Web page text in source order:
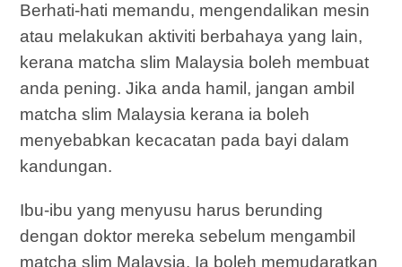
Berhati-hati memandu, mengendalikan mesin
atau melakukan aktiviti berbahaya yang lain,
kerana matcha slim Malaysia boleh membuat
anda pening. Jika anda hamil, jangan ambil
matcha slim Malaysia kerana ia boleh
menyebabkan kecacatan pada bayi dalam
kandungan.
Ibu-ibu yang menyusu harus berunding
dengan doktor mereka sebelum mengambil
matcha slim Malaysia. Ia boleh memudaratkan